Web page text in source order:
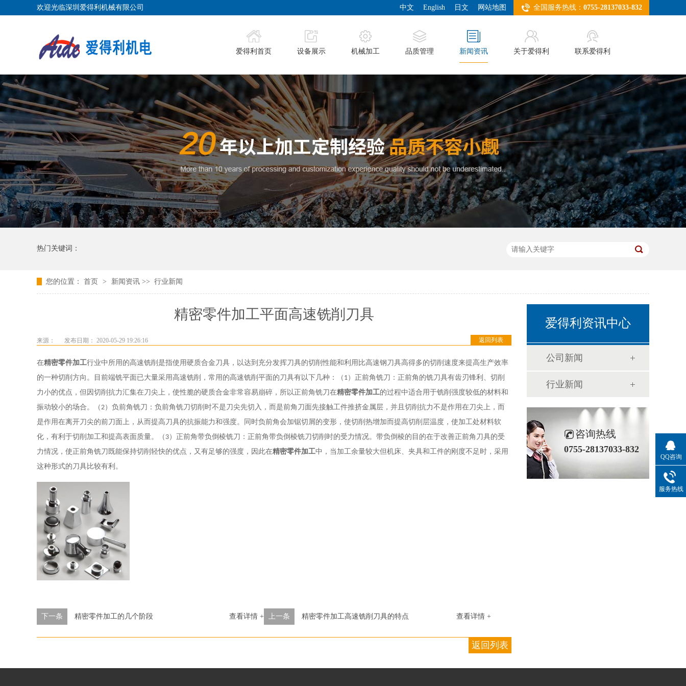
中文 English 日文 网站地图 全国服务热线： 0755-28137033-832
欢迎光临深圳爱得利机械有限公司
爱得利首页 设备展示 机械加工 品质管理 新闻资讯 关于爱得利 联系爱得利
热门关键词：
您的位置： 首页 > 新闻资讯 >> 行业新闻
精密零件加工平面高速铣削刀具
返回列表
来源： 发布日期： 2020-05-29 19:26:16
在精密零件加工行业中所用的高速铣削是指使用硬质合金刀具，以达到充分发挥刀具的切削性能和利用比高速钢刀具高得多的切削速度来提高生产效率
的一种切削方向。目前端铣平面已大量采用高速铣削，常用的高速铣削平面的刀具有以下几种：（ 1）正前角铣刀：正前角的铣刀具有齿刃锋利、切削
力小的优点，但因切削抗力汇集在刀尖上，使性脆的硬质合金非常容易崩碎，所以正前角铣刀在精密零件加工的过程中适合用于铣削强度较低的材料和
振动较小的场合。（2）负前角铣刀：负前角铣刀切削时不是刀尖先切入，而是前角刀面先接触工件推挤金属层，并且切削抗力不是作用在刀尖上，而
是作用在离开刀尖的前刀面上，从而提高刀具的抗振能力和强度。同时负前角会加锯切屑的变形，使切削热增加而提高切削层温度，使加工处材料软
化，有利于切削加工和提高表面质量。（ 3）正前角带负倒棱铣刀：正前角带负倒棱铣刀切削时的受力情况。带负倒棱的目的在于改善正前角刀具的受
力情况，使正前角铣刀既能保持切削轻快的优点，又有足够的强度，因此在精密零件加工中，当加工余量较大但机床、夹具和工件的刚度不足时，采用
这种形式的刀具比较有利。
查看详情 +
下一条 精密零件加工的几个阶段 查看详情 +
上一条 精密零件加工高速铣削刀具的特点
返回列表
爱得利资讯中心
公司新闻
行业新闻
咨询热线
0755-28137033-832
QQ咨询
服务热线